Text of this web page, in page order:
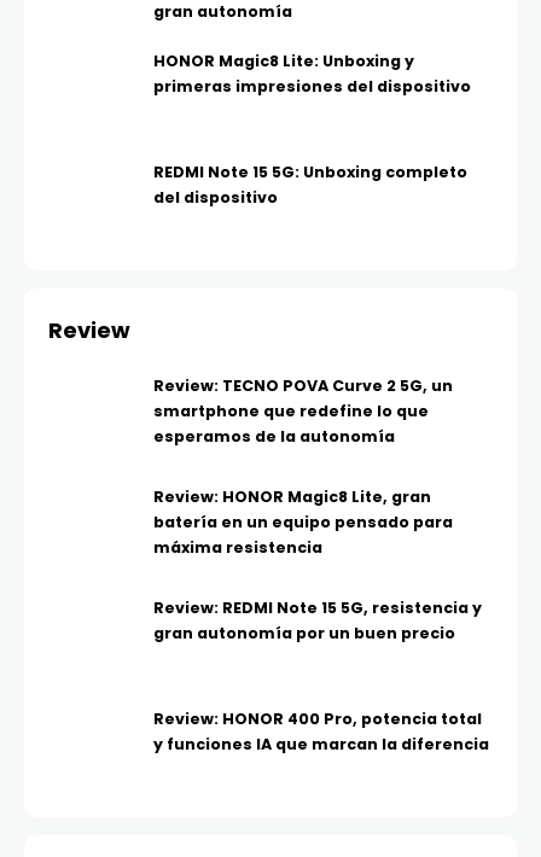
gran autonomía
HONOR Magic8 Lite: Unboxing y
primeras impresiones del dispositivo
REDMI Note 15 5G: Unboxing completo
del dispositivo
Review
Review: TECNO POVA Curve 2 5G, un
smartphone que redefine lo que
esperamos de la autonomía
Review: HONOR Magic8 Lite, gran
batería en un equipo pensado para
máxima resistencia
Review: REDMI Note 15 5G, resistencia y
gran autonomía por un buen precio
Review: HONOR 400 Pro, potencia total
y funciones IA que marcan la diferencia